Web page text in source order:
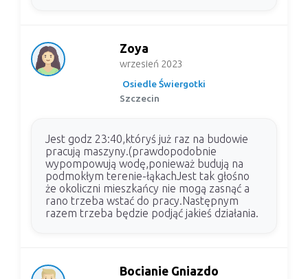
Zoya
wrzesień 2023
Osiedle Świergotki
Szczecin
Jest godz 23:40,któryś już raz na budowie
pracują maszyny.(prawdopodobnie
wypompowują wodę,ponieważ budują na
podmokłym terenie-łąkachJest tak głośno
że okoliczni mieszkańcy nie mogą zasnąć a
rano trzeba wstać do pracy.Następnym
razem trzeba będzie podjąć jakieś działania.
Bocianie Gniazdo